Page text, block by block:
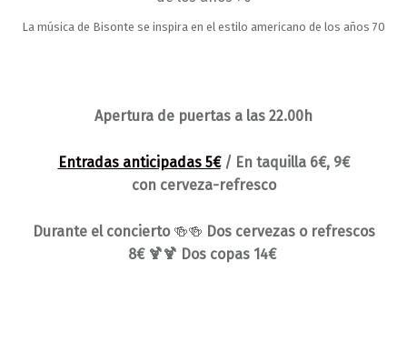
La música de Bisonte se inspira en el estilo americano de los años 70
Apertura de puertas a las 22.00h
Entradas anticipadas 5€/ En taquilla 6€, 9€
con cerveza-refresco
Durante el concierto🍻🍻 Dos cervezas o refrescos
8€ 🍹🍹 Dos copas 14€